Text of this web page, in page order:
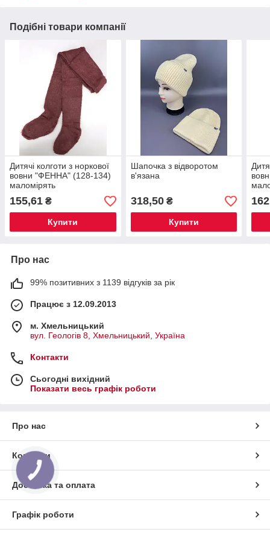
Подібні товари компанії
Дитячі колготи з норкової
вовни "ФЕННА" (128-134)
маломірять
155,61 ₴
Купити
Шапочка з відворотом
в'язана
318,50₴
Купити
Про нас
99% позитивних з 1139 відгуків за рік
Працює з 12.09.2013
м. Хмельницький
вул. Геологів 8, Хмельницький, Україна
Контакти
Сьогодні вихідний
Показати весь графік роботи
Про нас
Контакти
Доставка та оплата
Графік роботи